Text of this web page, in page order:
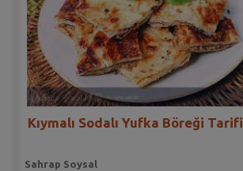
Kıymalı Sodalı Yufka Böreği Tarifi
Sahrap Soysal